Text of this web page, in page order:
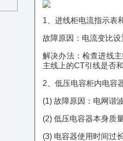
1、进线柜电流指示表
故障原因：电流变比
解决办法：检查进线
主线上的CT引线是否
2、低压电容柜内电容
(1) 故障原因：电网谐
(2) 低压电容器本身质
(3) 电容器使用时间过